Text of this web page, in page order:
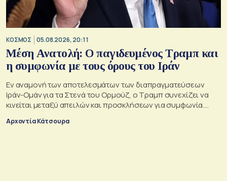
ΚΟΣΜΟΣ 05.08.2026, 20:11
Μέση Ανατολή: Ο παγιδευμένος Τραμπ και
η συμφωνία με τους όρους του Ιράν
Εν αναμονή των αποτελεσμάτων των διαπραγματεύσεων
Ιράν-Ομάν για τα Στενά του Ορμούζ, ο Τραμπ συνεχίζει να
κινείται μεταξύ απειλών και προσκλήσεων για συμφωνία.
Μουσκάτ και Τεχεράνη.
Αρχοντία Κάτσουρα